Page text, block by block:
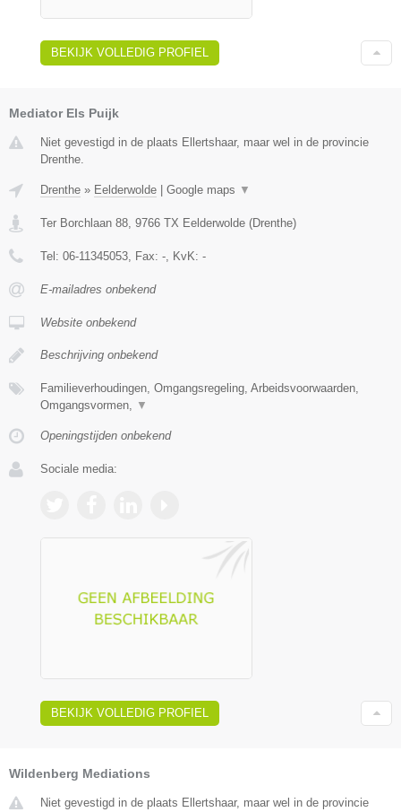
BEKIJK VOLLEDIG PROFIEL
Mediator Els Puijk
Niet gevestigd in de plaats Ellertshaar, maar wel in de provincie
Drenthe.
Drenthe » Eelderwolde | Google maps ▼
Ter Borchlaan 88 9766 TX Eelderwolde (Drenthe)
Tel: 06-11345053 , Fax: - , KvK: -
E-mailadres onbekend
Website onbekend
Beschrijving onbekend
Familieverhoudingen, Omgangsregeling, Arbeidsvoorwaarden,
Omgangsvormen,
▼
Openingstijden onbekend
Sociale media:
BEKIJK VOLLEDIG PROFIEL
Wildenberg Mediations
Niet gevestigd in de plaats Ellertshaar, maar wel in de provincie